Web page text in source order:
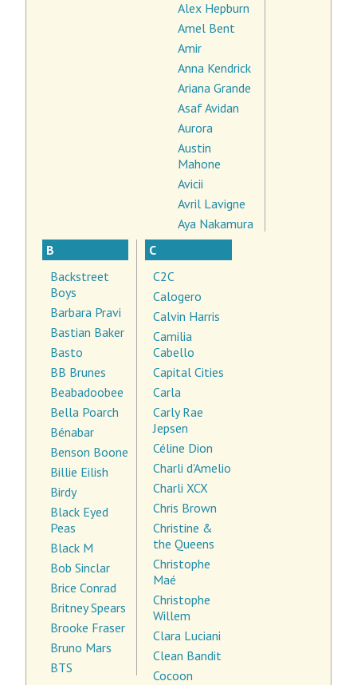
Alex Hepburn
Amel Bent
Amir
Anna Kendrick
Ariana Grande
Asaf Avidan
Aurora
Austin
Mahone
Avicii
Avril Lavigne
Aya Nakamura
B
Backstreet
Boys
Barbara Pravi
Bastian Baker
Basto
BB Brunes
Beabadoobee
Bella Poarch
Bénabar
Benson Boone
Billie Eilish
Birdy
Black Eyed
Peas
Black M
Bob Sinclar
Brice Conrad
Britney Spears
Brooke Fraser
Bruno Mars
BTS
C
C2C
Calogero
Calvin Harris
Camilia
Cabello
Capital Cities
Carla
Carly Rae
Jepsen
Céline Dion
Charli d'Amelio
Charli XCX
Chris Brown
Christine &
the Queens
Christophe
Maé
Christophe
Willem
Clara Luciani
Clean Bandit
Cocoon